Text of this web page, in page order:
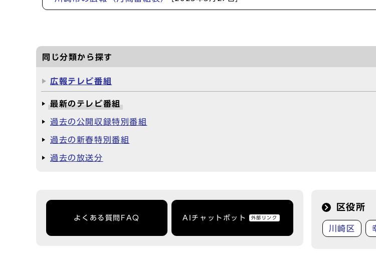
同じ分類から探す
広報テレビ番組
最新のテレビ番組
過去の公開収録特別番組
過去の新春特別番組
過去の放送分
よくある質問FAQ AIチャットボット 外部リンク
区役所
川崎区